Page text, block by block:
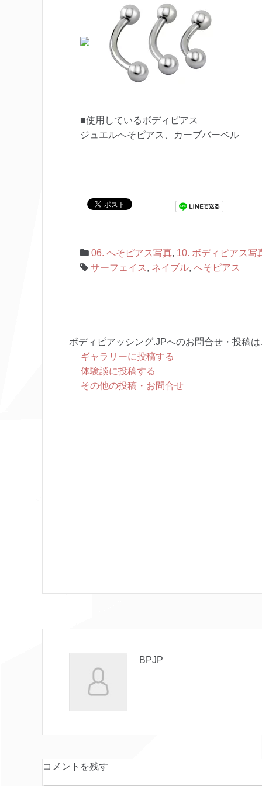
■使用しているボディピアス
ジュエルへそピアス、カーブバーベル
06. へそピアス写真, 10. ボディピアス写
サーフェイス , ネイブル, へそピアス
ボディピアッシング.JPへのお問合せ・投稿
ギャラリーに投稿する
体験談に投稿する
その他の投稿・お問合せ
BPJP
コメントを残す